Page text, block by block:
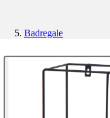
Badregale